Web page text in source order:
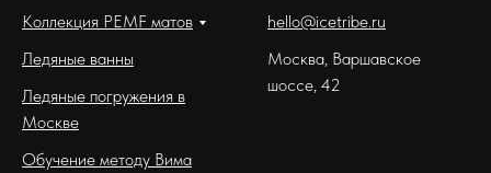
Коллекция PEMF матов
Ледяные ванны
Ледяные погружения в
Москве
Обучение методу Вима
hello@icetribe.ru
Москва, Варшавское
шоссе, 42